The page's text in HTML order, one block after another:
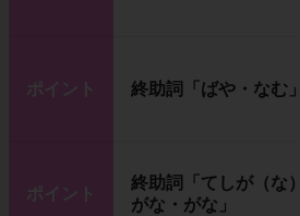
ポイント 終助詞「ばや・なむ」
ポイント
終助詞「てしが（な
がな・がな」